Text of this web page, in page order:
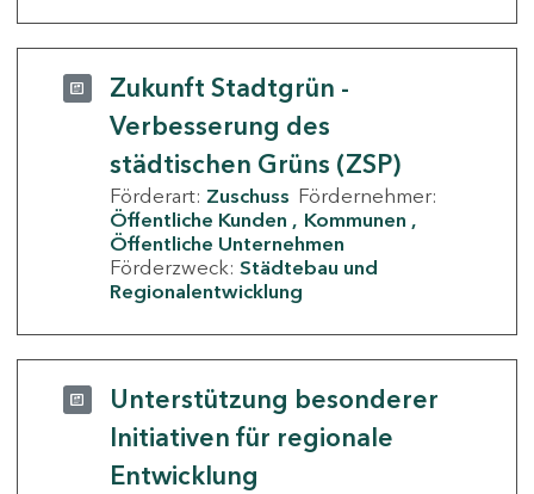
Zukunft Stadtgrün -
Verbesserung des
städtischen Grüns (ZSP)
Förderart: Zuschuss Fördernehmer:
Öffentliche Kunden
Kommunen
Öffentliche Unternehmen
Förderzweck: Städtebau und
Regionalentwicklung
Unterstützung besonderer
Initiativen für regionale
Entwicklung